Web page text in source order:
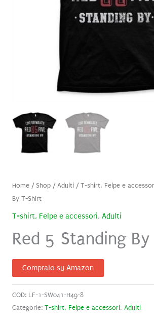
Home/ Shop/Adulti/T-shirt, Felpe e
By T-Shirt
T-shirt, Felpe e accessori, Adulti
Red 5 Standing
Compralo su Amazon
COD: LF-1-SW041-H49-8
Categorie: T-shirt, Felpe e accessori, Adulti